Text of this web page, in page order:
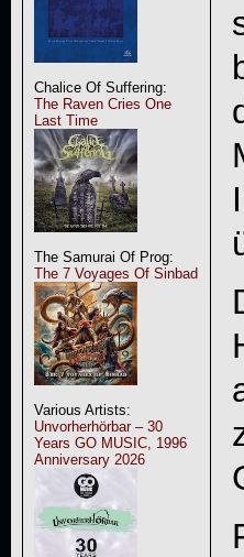
Chalice Of Suffering:
The Raven Cries One
Last Time
The Samurai Of Prog:
The 7 Voyages Of Sinbad
Various Artists:
Unvorherhörbar – 30
Years GO MUSIC, 1996
Anniversary 2026